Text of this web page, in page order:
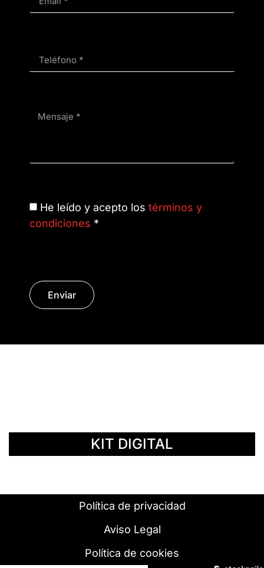
He leído y acepto los términos y
condiciones *
Enviar
KIT DIGITAL
Política de privacidad
Aviso Legal
Política de cookies